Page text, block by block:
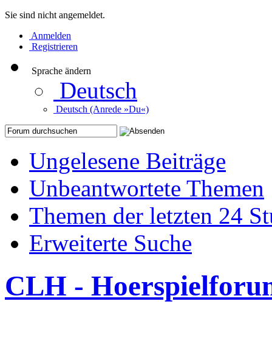
Sie sind nicht angemeldet.
Anmelden
Registrieren
Sprache ändern
Deutsch
Deutsch (Anrede »Du«)
Ungelesene Beiträge
Unbeantwortete Themen
Themen der letzten 24
Erweiterte Suche
CLH -